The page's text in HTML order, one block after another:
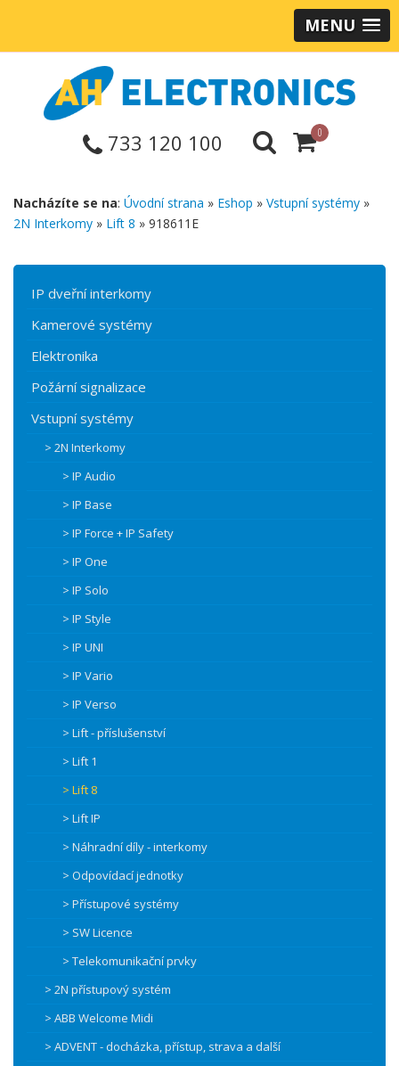
MENU
733 120 100 0
Nacházíte se na: Úvodní strana » Eshop » Vstupní systémy »
2N Interkomy » Lift 8 » 918611E
IP dveřní interkomy
Kamerové systémy
Elektronika
Požární signalizace
Vstupní systémy
> 2N Interkomy
> IP Audio
> IP Base
> IP Force + IP Safety
> IP One
> IP Solo
> IP Style
> IP UNI
> IP Vario
> IP Verso
> Lift - příslušenství
> Lift 1
> Lift 8
> Lift IP
> Náhradní díly - interkomy
> Odpovídací jednotky
> Přístupové systémy
> SW Licence
> Telekomunikační prvky
> 2N přístupový systém
> ABB Welcome Midi
> ADVENT - docházka, přístup, strava a další